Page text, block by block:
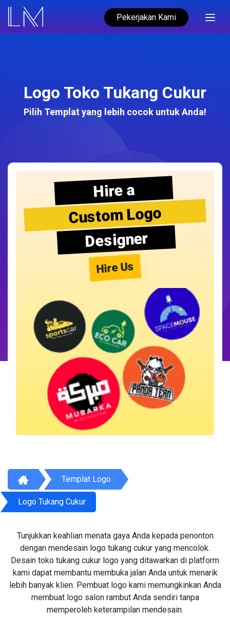
Pekerjakan Kami
Logo Toko Tukang Cukur
Pilih Templat yang lebih cocok untuk Anda!
Hire a
Custom Logo
Designer
Hire Us
Templat Logo
Logo Tukang Cukur
Tunjukkan keahlian menata gaya Anda kepada penonton
dengan mendesain logo tukang cukur yang mencolok.
Desain toko tukang cukur logo yang ditawarkan di platform
kami dapat membantu membuka jalan Anda untuk menarik
lebih banyak klien. Pembuat logo kami memungkinkan Anda
membuat logo salon rambut Anda sendiri tanpa
memperoleh keterampilan mendesain.